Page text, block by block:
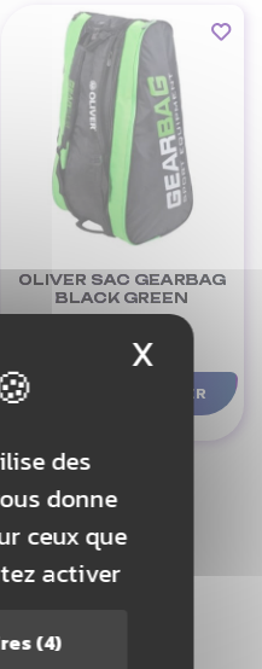
des
donne
ceux que
activer
(4)
X
OLIVER SAC GEARBAG
BLACK GREEN
89,90 €
AJOUTER AU PANIER